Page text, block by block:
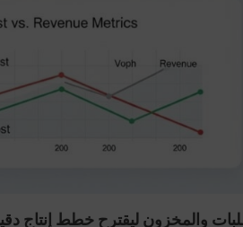
والمخزون ليقترح خطط إنتاج